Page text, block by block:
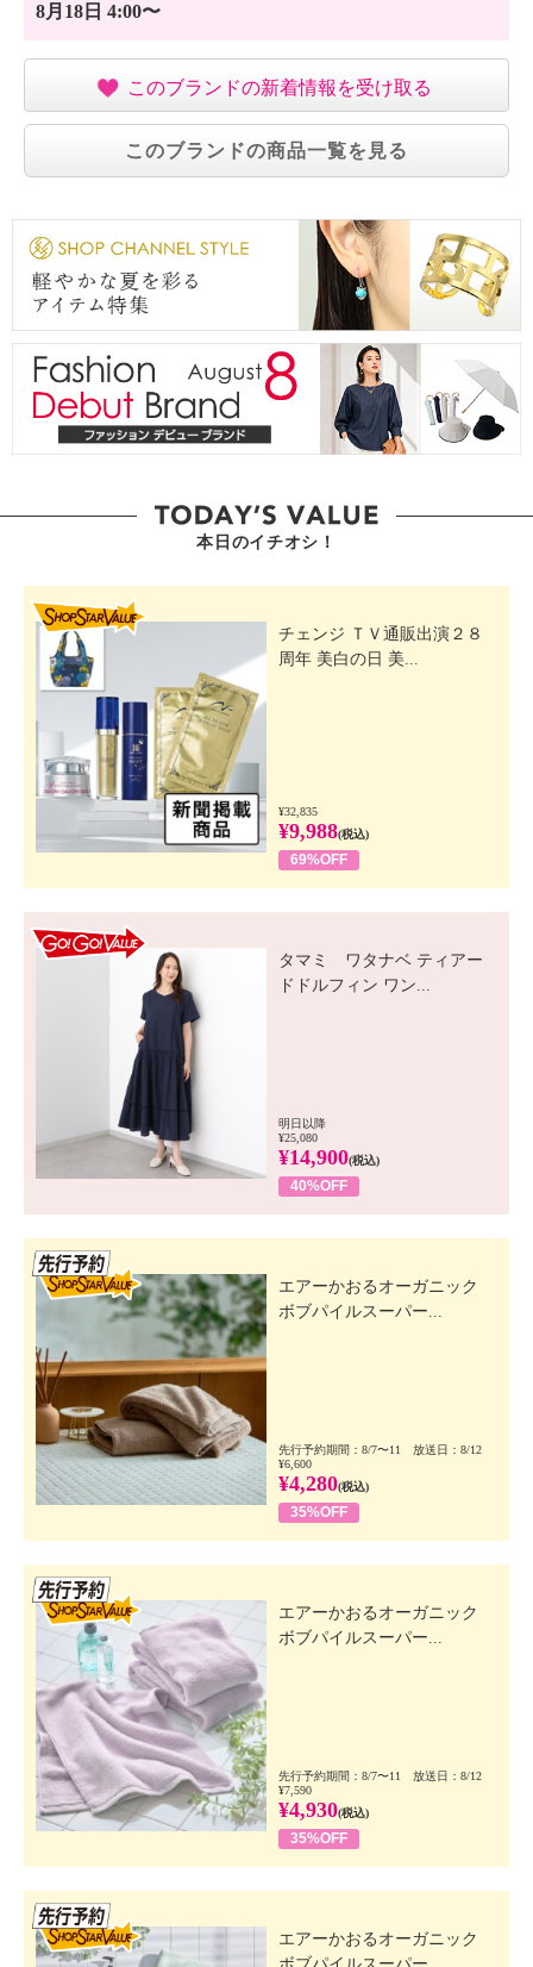
8月18日 4:00〜
このブランドの新着情報を受け取る
このブランドの商品一覧を見る
本日のイチオシ！
チェンジ ＴＶ通販出演２８
周年 美白の日 美...
¥32,835
¥9,988(税込)
69%OFF
タマミ ワタナベ ティアー
ドドルフィン ワン...
明日以降
¥25,080
¥14,900(税込)
40%OFF
エアーかおるオーガニック
ボブパイルスーパー...
先行予約期間：8/7〜11 放送日：8/12
¥6,600
¥4,280(税込)
35%OFF
エアーかおるオーガニック
ボブパイルスーパー...
先行予約期間：8/7〜11 放送日：8/12
¥7,590
¥4,930(税込)
35%OFF
エアーかおるオーガニック